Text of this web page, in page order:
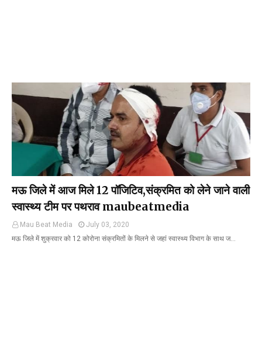
मऊ जिले में आज मिले 12 पॉजिटिव,संक्रमित को लेने जाने वाली
स्वास्थ्य टीम पर पथराव maubeatmedia
Mau Beat Media
July 03, 2020
मऊ जिले में शुक्रवार को 12 कोरोना संक्रमितों के मिलने से जहां स्वास्थ्य विभाग के साथ ज…